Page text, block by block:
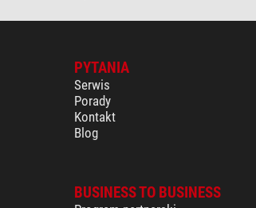
PYTANIA
Serwis
Porady
Kontakt
Blog
BUSINESS TO BUSINESS